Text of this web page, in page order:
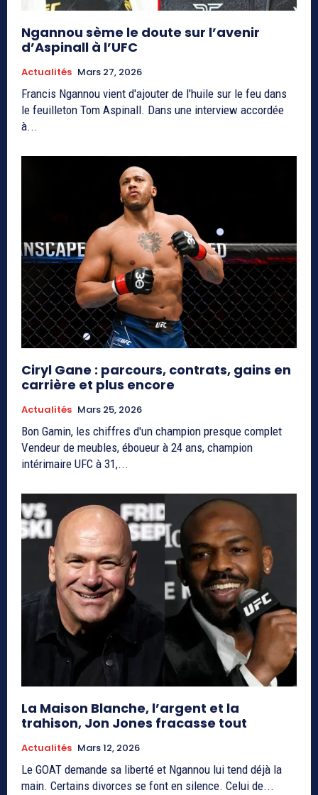
Ngannou sème le doute sur l’avenir
d’Aspinall à l’UFC
Actualités Mars 27, 2026
Francis Ngannou vient d'ajouter de l'huile sur le feu dans
le feuilleton Tom Aspinall. Dans une interview accordée
à...
Ciryl Gane : parcours, contrats, gains en
carrière et plus encore
Actualités Mars 25, 2026
Bon Gamin, les chiffres d'un champion presque complet
Vendeur de meubles, éboueur à 24 ans, champion
intérimaire UFC à 31,...
La Maison Blanche, l’argent et la
trahison, Jon Jones fracasse tout
Actualités Mars 12, 2026
Le GOAT demande sa liberté et Ngannou lui tend déjà la
main. Certains divorces se font en silence. Celui de...